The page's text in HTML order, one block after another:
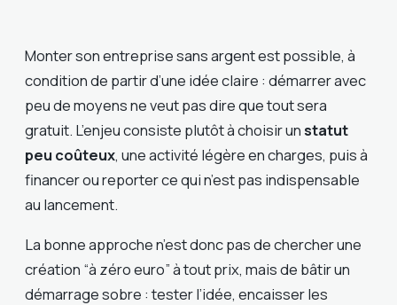
Monter son entreprise sans argent est possible, à
condition de partir d’une idée claire : démarrer avec
peu de moyens ne veut pas dire que tout sera
gratuit. L’enjeu consiste plutôt à choisir unstatut
peu coûteux, une activité légère en charges, puis à
financer ou reporter ce qui n’est pas indispensable
au lancement.
La bonne approche n’est donc pas de chercher une
création “à zéro euro” à tout prix, mais de bâtir un
démarrage sobre : tester l’idée, encaisser les